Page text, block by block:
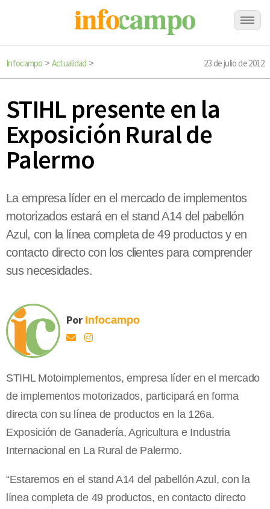
Infocampo > Actualidad > 23 de julio de 2012
STIHL presente en la
Exposición Rural de
Palermo
La empresa líder en el mercado de implementos
motorizados estará en el stand A14 del pabellón
Azul, con la línea completa de 49 productos y en
contacto directo con los clientes para comprender
sus necesidades.
Por Infocampo
STIHL Motoimplementos, empresa líder en el mercado
de implementos motorizados, participará en forma
directa con su línea de productos en la 126a.
Exposición de Ganadería, Agricultura e Industria
Internacional en La Rural de Palermo.
“Estaremos en el stand A14 del pabellón Azul, con la
línea completa de 49 productos, en contacto directo